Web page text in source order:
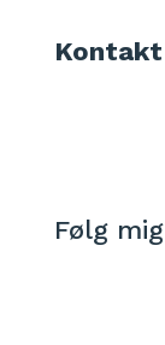
Kontakt
Følg mig